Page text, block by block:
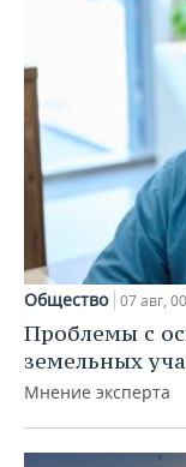
Общество 07 авг,
Проблемы с
земельных
Мнение эксперта